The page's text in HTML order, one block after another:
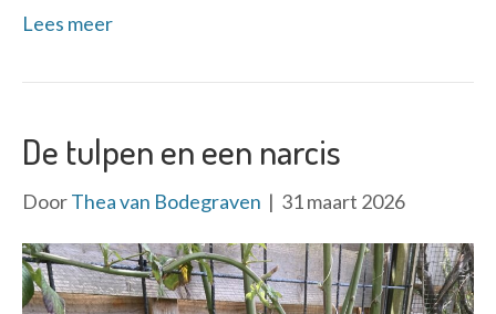
Lees meer
De tulpen en een narcis
DoorThea van Bodegraven | 31 maart 2026